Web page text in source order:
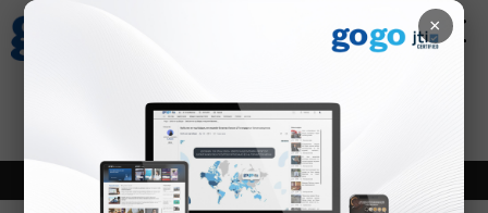
×
Зурхай
8.09
Онцлох Шинэ